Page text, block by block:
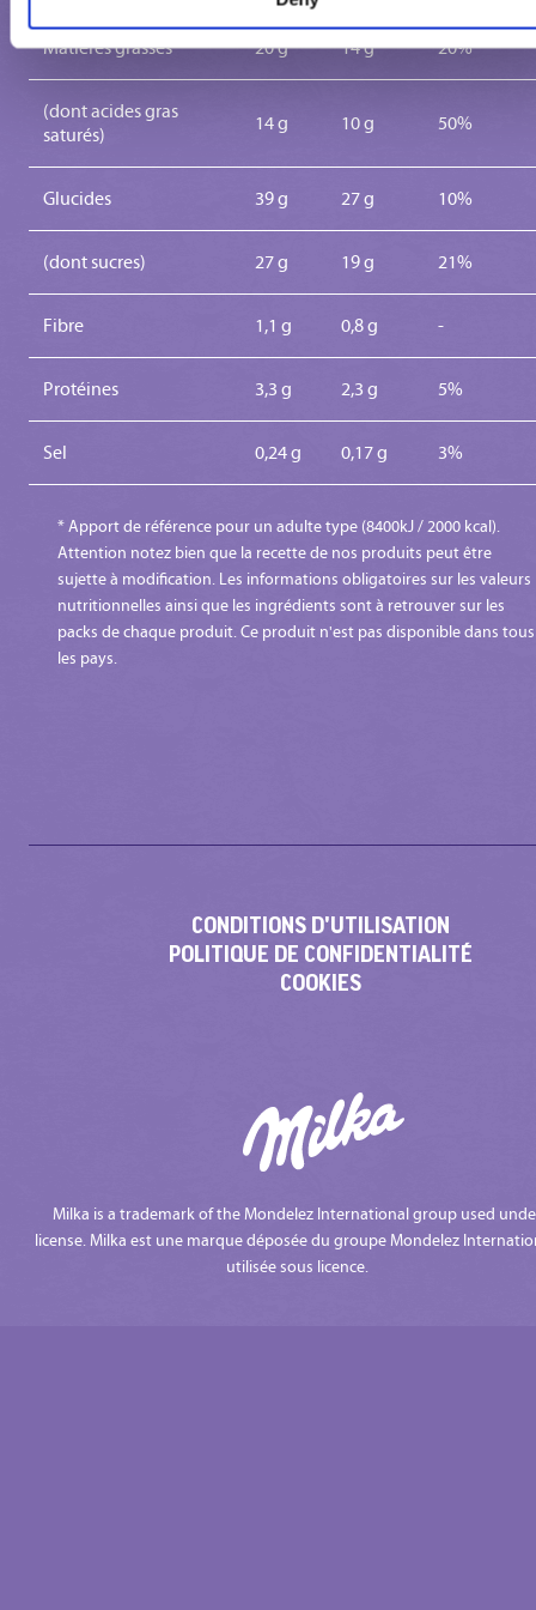
Matières grasses 20 g 14 g 20%
(dont acides gras
saturés)
14 g 10 g 50%
Glucides 39 g 27 g 10%
(dont sucres) 27 g 19 g 21%
Fibre 1,1 g 0,8 g -
Protéines 3,3 g 2,3 g 5%
Sel 0,24 g 0,17 g 3%
* Apport de référence pour un adulte type (8400kJ / 2000 kcal).
Attention notez bien que la recette de nos produits peut être
sujette à modification. Les informations obligatoires sur les valeurs
nutritionnelles ainsi que les ingrédients sont à retrouver sur les
packs de chaque produit. Ce produit n'est pas disponible dans tous
les pays.
CONDITIONS D'UTILISATION
POLITIQUE DE CONFIDENTIALITÉ
COOKIES
Milka is a trademark of the Mondelez International group used
license. Milka est une marque déposée du groupe Mondelez
utilisée sous licence.